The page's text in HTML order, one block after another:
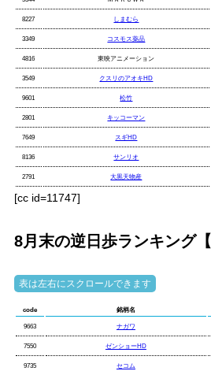
8227 しまむら
3349 コスモス薬品
4816 東映アニメーション
3549 クスリのアオキHD
9601 松竹
2801 キッコーマン
7649 スギHD
8136 サンリオ
2791 大黒天物産
[cc id=11747]
8月末の逆日歩ランキング【
code 銘柄名
9663 ナガワ
7550 ゼンショーHD
9735 セコム